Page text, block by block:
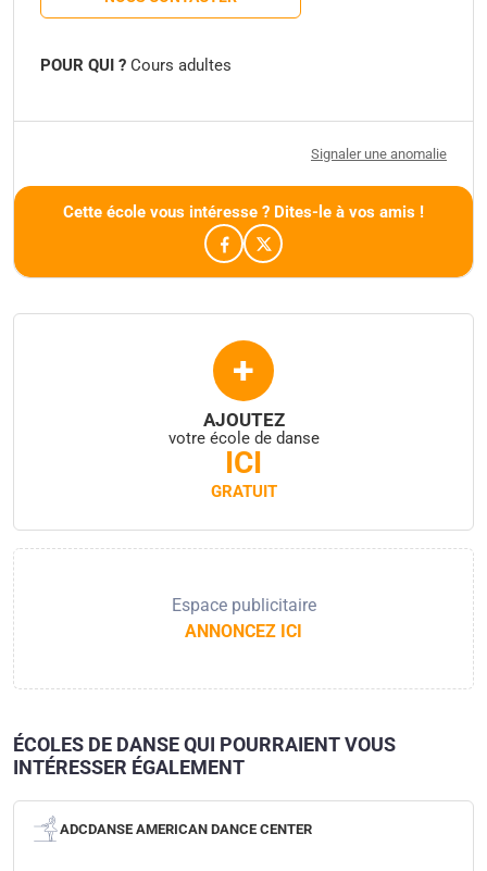
POUR QUI ? Cours adultes
Signaler une anomalie
Cette école vous intéresse ? Dites-le à vos amis !
+
AJOUTEZ
votre école de danse
ICI
GRATUIT
Espace publicitaire
ANNONCEZ ICI
ÉCOLES DE DANSE QUI POURRAIENT VOUS
INTÉRESSER ÉGALEMENT
ADCDANSE AMERICAN DANCE CENTER